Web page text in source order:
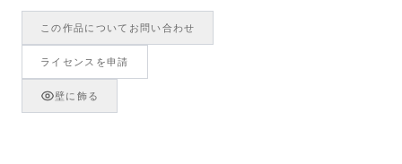
この作品についてお問い合わせ
ライセンスを申請
壁に飾る